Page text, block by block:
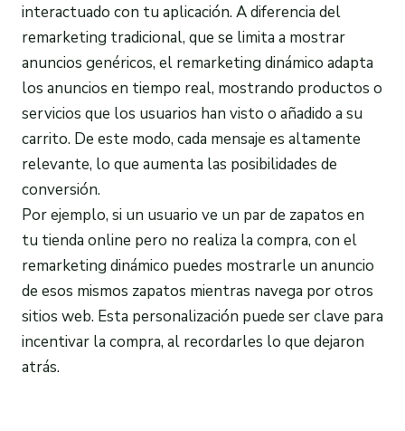
interactuado con tu aplicación. A diferencia del
remarketing tradicional, que se limita a mostrar
anuncios genéricos, el remarketing dinámico adapta
los anuncios en tiempo real, mostrando productos o
servicios que los usuarios han visto o añadido a su
carrito. De este modo, cada mensaje es altamente
relevante, lo que aumenta las posibilidades de
conversión.
Por ejemplo, si un usuario ve un par de zapatos en
tu tienda online pero no realiza la compra, con el
remarketing dinámico puedes mostrarle un anuncio
de esos mismos zapatos mientras navega por otros
sitios web. Esta personalización puede ser clave para
incentivar la compra, al recordarles lo que dejaron
atrás.